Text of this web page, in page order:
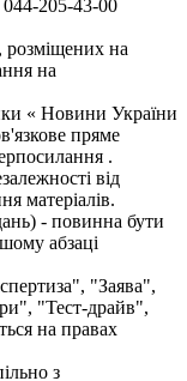
205-43-00
розміщених на
на
« Новини України
пряме
.
від
матеріалів.
- повинна бути
абзаці
"Заява",
"Тест-драйв",
на правах
з